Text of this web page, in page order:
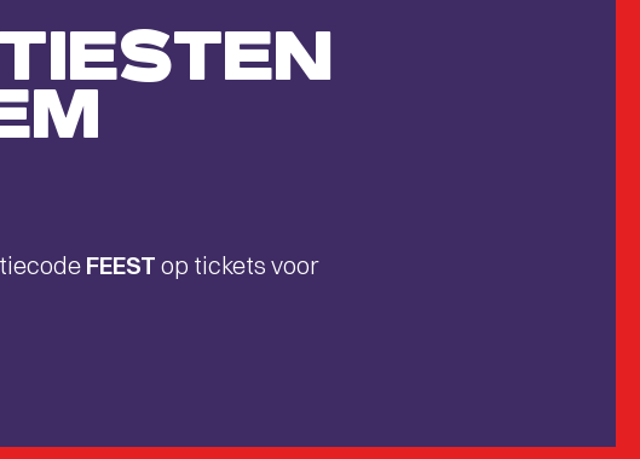
FEEST op tickets voor